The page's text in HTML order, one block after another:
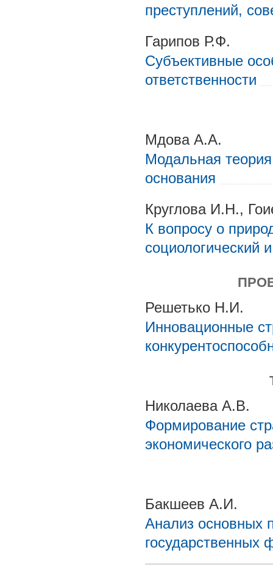
преступлений,
Гарипов Р.Ф.
Субъективные
ответственности
Мдова А.А.
Модальная
основания
Круглова И.Н.,
К вопросу о
социологический
Решетько Н.И.
Инновационные
Николаева А.В.
Формирование
экономического
Бакшеев А.И.
Анализ основных